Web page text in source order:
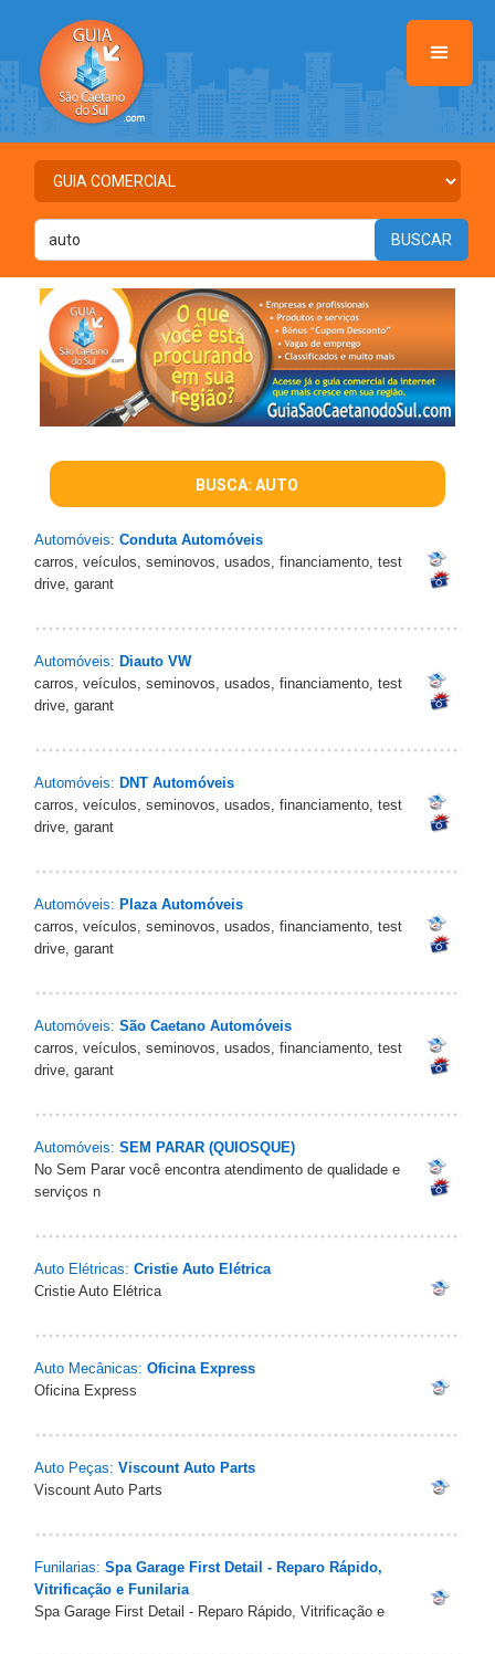
BUSCA: AUTO
Automóveis: Conduta Automóveis
carros, veículos, seminovos, usados, financiamento, test
drive, garant
Automóveis: Diauto VW
carros, veículos, seminovos, usados, financiamento, test
drive, garant
Automóveis: DNT Automóveis
carros, veículos, seminovos, usados, financiamento, test
drive, garant
Automóveis: Plaza Automóveis
carros, veículos, seminovos, usados, financiamento, test
drive, garant
Automóveis: São Caetano Automóveis
carros, veículos, seminovos, usados, financiamento, test
drive, garant
Automóveis: SEM PARAR (QUIOSQUE)
No Sem Parar você encontra atendimento de qualidade e
serviços n
Auto Elétricas: Cristie Auto Elétrica
Cristie Auto Elétrica
Auto Mecânicas: Oficina Express
Oficina Express
Auto Peças: Viscount Auto Parts
Viscount Auto Parts
Funilarias: Spa Garage First Detail - Reparo Rápido,
Vitrificação e Funilaria
Spa Garage First Detail - Reparo Rápido, Vitrificação e